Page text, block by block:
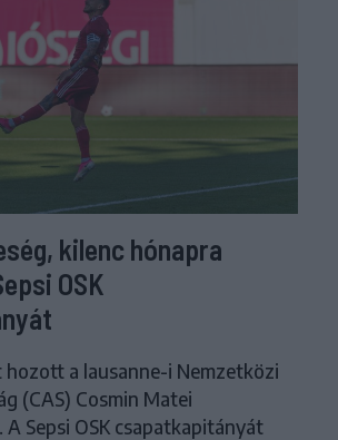
kilenc hónapra
OSK
hozott a lausanne-i Nemzetközi
(CAS) Cosmin Matei
Sepsi OSK csapatkapitányát